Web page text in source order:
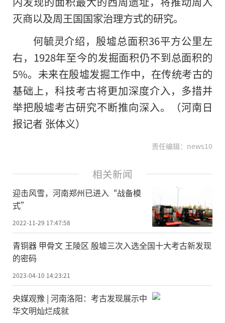
灭商以及周王国国家治理方式的研究。
何毓灵介绍，殷墟总面积36平方公里左
右，1928年至今的发掘面积仍不到总面积的
5%。未来在殷墟发掘工作中，在传统考古的
基础上，科技考古将更加深度介入，多措并
举把殷墟考古研究不断推向深入。（河南日
报记者 张体义）
责任编辑：news10
相关新闻
迎击风雪，河南郑州已进入“战备模
式”
2022-11-29 17:47:58
青铜器 甲骨文 王陵区 殷墟三次入选全国十大考古新发现
的密码
2023-04-10 14:23:21
央媒观豫 | 河南洛阳：考古发现展示中
华文明灿烂成就